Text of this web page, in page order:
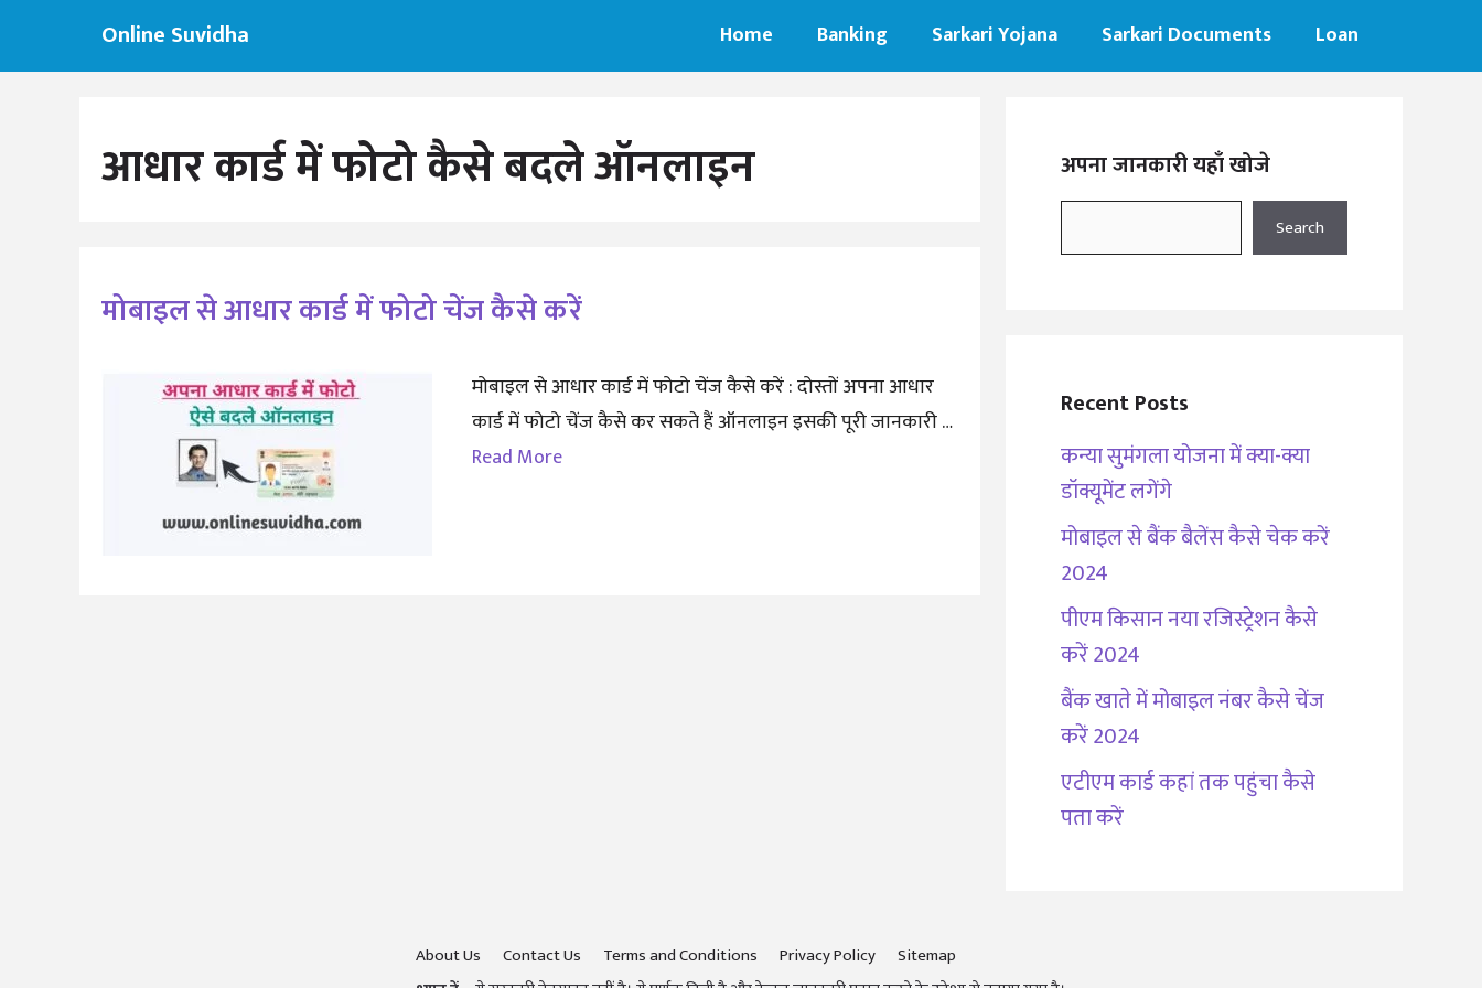
Online Suvidha Home Banking Sarkari Yojana Sarkari Documents Loan
आधार कार्ड में फोटो कैसे बदले ऑनलाइन
मोबाइल से आधार कार्ड में फोटो चेंज कैसे करें
मोबाइल से आधार कार्ड में फोटो चेंज कैसे करें : दोस्तों अपना आधार
कार्ड में फोटो चेंज कैसे कर सकते हैं ऑनलाइन इसकी पूरी जानकारी …
Read More
अपना जानकारी यहाँ खोजे
Search
Recent Posts
कन्या सुमंगला योजना में क्या-क्या
डॉक्यूमेंट लगेंगे
मोबाइल से बैंक बैलेंस कैसे चेक करें
2024
पीएम किसान नया रजिस्ट्रेशन कैसे
करें 2024
बैंक खाते में मोबाइल नंबर कैसे चेंज
करें 2024
एटीएम कार्ड कहां तक पहुंचा कैसे
पता करें
About Us Contact Us Terms and Conditions Privacy Policy
Sitemap